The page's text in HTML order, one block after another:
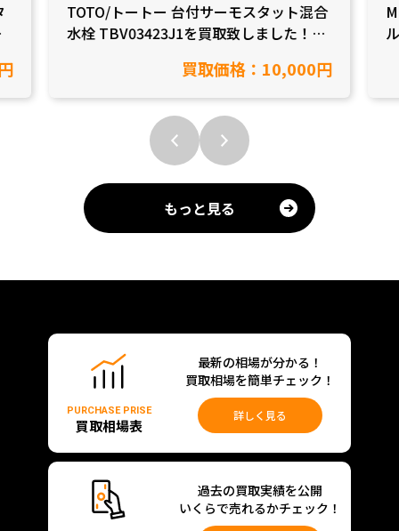
TOTO/トートー 台付サーモスタット混合
水栓 TBV03423J1を買取致しました！
買取価格：10,000円
もっと見る
PURCHASE PRISE
買取相場表
最新の相場が分かる！
買取相場を簡単チェック！
詳しく見る
過去の買取実績を公開
いくらで売れるかチェック！